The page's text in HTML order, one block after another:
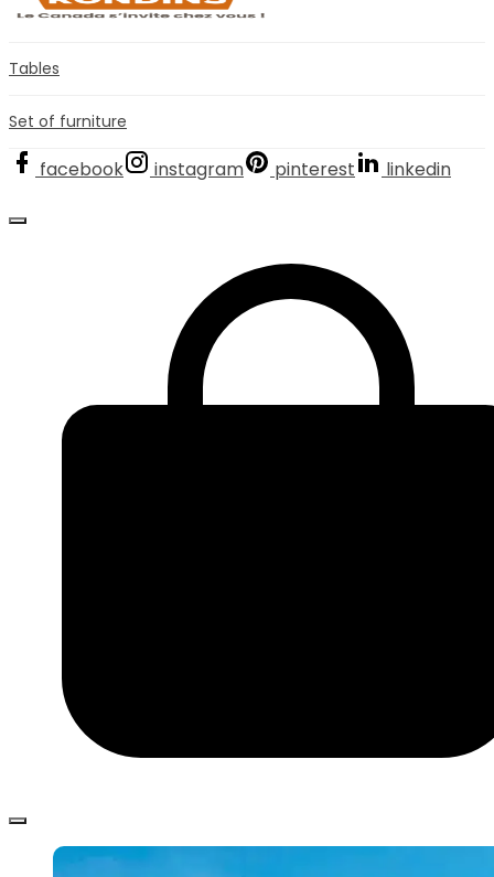
Tables
Set of furniture
facebook instagram pinterest linkedin